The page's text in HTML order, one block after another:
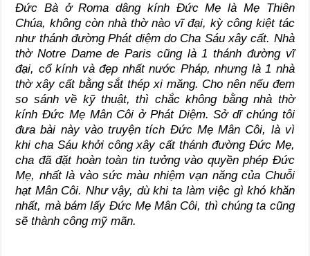
Đức Bà ở Roma dâng kính Đức Mẹ là Mẹ Thiên
Chúa, không còn nhà thờ nào vĩ đại, kỳ công kiệt tác
như thánh đường Phát diệm do Cha Sáu xây cất. Nhà
thờ Notre Dame de Paris cũng là 1 thánh đường vĩ
đại, cổ kính và đẹp nhất nước Pháp, nhưng là 1 nhà
thờ xây cất bằng sắt thép xi măng. Cho nên nếu đem
so sánh về kỹ thuật, thì chắc không bằng nhà thờ
kính Đức Mẹ Mân Côi ở Phát Diệm. Sở dĩ chúng tôi
đưa bài này vào truyện tích Đức Mẹ Mân Côi, là vì
khi cha Sáu khởi công xây cất thánh đường Đức Mẹ,
cha đã đặt hoàn toàn tin tưởng vào quyền phép Đức
Mẹ, nhất là vào sức màu nhiệm vạn năng của Chuỗi
hạt Mân Côi. Như vậy, dù khi ta làm việc gì khó khăn
nhất, mà bám lấy Đức Mẹ Mân Côi, thì chúng ta cũng
sẽ thành công mỹ mãn.